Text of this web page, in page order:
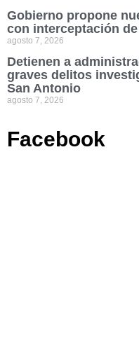
Gobierno propone
con interceptación
agosto 7, 2026
Detienen a
graves delitos
San Antonio
agosto 7, 2026
Facebook